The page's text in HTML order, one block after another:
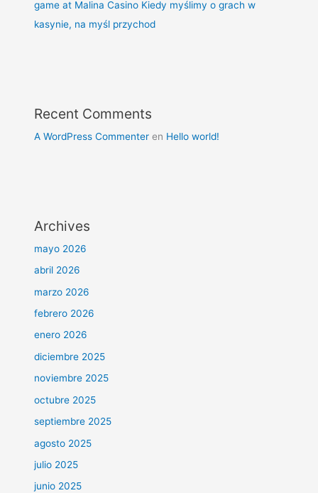
game at Malina Casino Kiedy myślimy o grach w
kasynie, na myśl przychod
Recent Comments
A WordPress Commenter en Hello world!
Archives
mayo 2026
abril 2026
marzo 2026
febrero 2026
enero 2026
diciembre 2025
noviembre 2025
octubre 2025
septiembre 2025
agosto 2025
julio 2025
junio 2025